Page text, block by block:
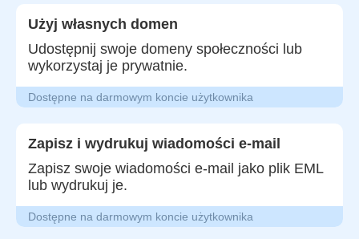
Użyj własnych domen
Udostępnij swoje domeny społeczności lub
wykorzystaj je prywatnie.
Dostępne na darmowym koncie użytkownika
Zapisz i wydrukuj wiadomości e-mail
Zapisz swoje wiadomości e-mail jako plik EML
lub wydrukuj je.
Dostępne na darmowym koncie użytkownika